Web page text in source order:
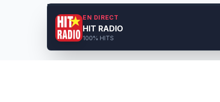
EN DIRECT
HIT RADIO
100% HITS